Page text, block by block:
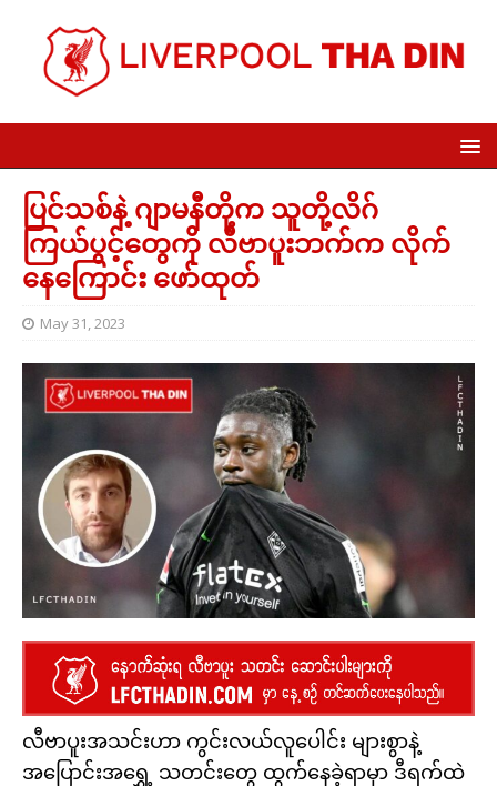
ပြင်သစ်နဲ့ ဂျာမနီတို့က သူတို့လိဂ်
ကြယ်ပွင့်တွေကို လီဗာပူးဘက်က လိုက်
နေကြောင်း ဖော်ထုတ်
May 31, 2023
လီဗာပူးအသင်းဟာ ကွင်းလယ်လူပေါင်း များစွာနဲ့
အပြောင်းအရွှေ့ သတင်းတွေ ထွက်နေခဲ့ရာမှာ ဒီရက်ထဲ